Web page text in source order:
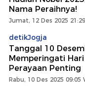
Terakhir yang dicari
Nama Peraihnya!
Jumat, 12 Des 2025
detikJogja
Tanggal 10
Memperingati
Perayaan Penting
Rabu, 10 Des 2025 09:05